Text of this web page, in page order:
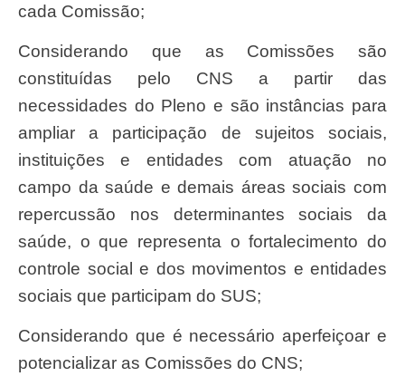
cada Comissão;
Considerando que as Comissões são
constituídas pelo CNS a partir das
necessidades do Pleno e são instâncias para
ampliar a participação de sujeitos sociais,
instituições e entidades com atuação no
campo da saúde e demais áreas sociais com
repercussão nos determinantes sociais da
saúde, o que representa o fortalecimento do
controle social e dos movimentos e entidades
sociais que participam do SUS;
Considerando que é necessário aperfeiçoar e
potencializar as Comissões do CNS;